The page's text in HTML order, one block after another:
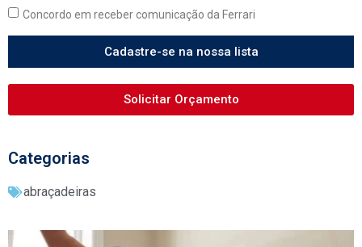
Concordo em receber comunicação da Ferrari
Cadastre-se na nossa lista
Solicitar Orçamento
Categorias
abraçadeiras